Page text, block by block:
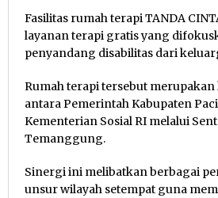
Fasilitas rumah terapi TANDA
layanan terapi gratis yang
penyandang disabilitas dari
Rumah terapi tersebut
antara Pemerintah Kabupaten
Kementerian Sosial RI melalui
Temanggung.
Sinergi ini melibatkan berbagai
unsur wilayah setempat guna